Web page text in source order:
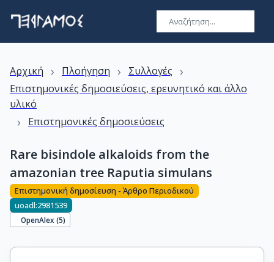
Αρχική › Πλοήγηση › Συλλογές ›
Επιστημονικές δημοσιεύσεις, ερευνητικό και άλλο
υλικό
› Επιστημονικές δημοσιεύσεις
Rare bisindole alkaloids from the
amazonian tree Raputia simulans
Επιστημονική δημοσίευση - Άρθρο Περιοδικού
uoadl:2981539
OpenAlex (5)